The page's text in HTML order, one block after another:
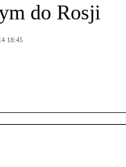
do Rosji
18:45